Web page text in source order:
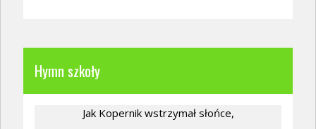
Hymn szkoły
Jak Kopernik wstrzymał słońce,